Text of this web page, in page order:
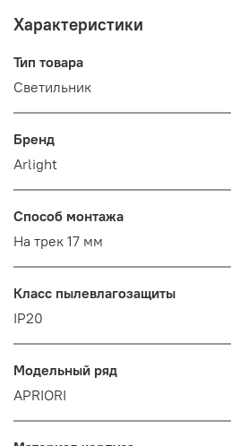
Характеристики
Тип товара
Светильник
Бренд
Arlight
Способ монтажа
На трек 17 мм
Класс пылевлагозащиты
IP20
Модельный ряд
APRIORI